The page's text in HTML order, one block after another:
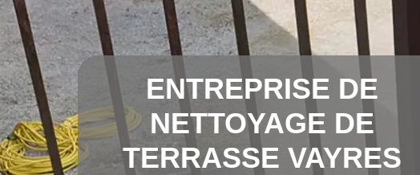
ENTREPRISE DE
NETTOYAGE DE
TERRASSE VAYRES